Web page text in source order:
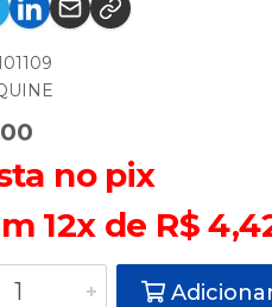
no pix
12x de R$